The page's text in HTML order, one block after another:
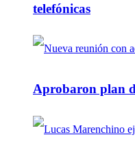
telefónicas
Aprobaron plan